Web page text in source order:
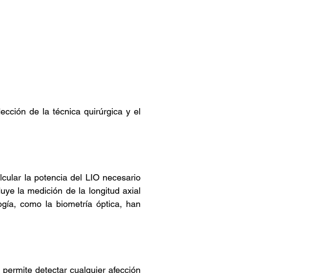
de la técnica quirúrgica y el
la potencia del LIO necesario
la medición de la longitud axial
como la biometría óptica, han
detectar cualquier afección